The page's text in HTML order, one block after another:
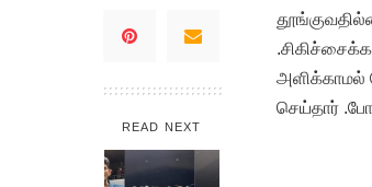
READ NEXT
அளிக்காமல்
செய்தார்